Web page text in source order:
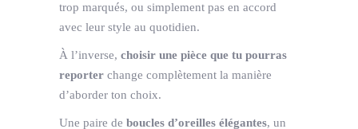
trop marqués, ou simplement pas en accord
avec leur style au quotidien.
À l’inverse, choisir une pièce que tu pourras
reporter change complètement la manière
d’aborder ton choix.
Une paire de boucles d’oreilles élégantes, un